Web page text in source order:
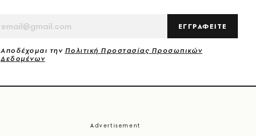
ΕΓΓΡΑΦΕΙΤΕ
Αποδέχομαι την Πολιτική Προστασίας Προσωπικών
Δεδομένων